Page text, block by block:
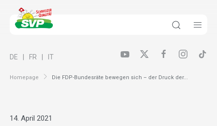
Homepage Die FDP-Bundesräte bewegen sich – der Druck der...
DE FR IT
14. April 2021